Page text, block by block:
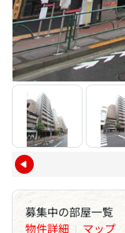
募集中の部屋一覧
物件詳細 | マップ